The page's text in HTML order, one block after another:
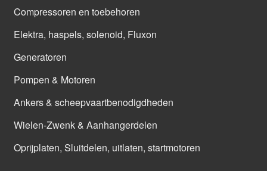
Compressoren en toebehoren
Elektra, haspels, solenoid, Fluxon
Generatoren
Pompen & Motoren
Ankers & scheepvaartbenodigdheden
Wielen-Zwenk & Aanhangerdelen
Oprijplaten, Sluitdelen, uitlaten, startmotoren